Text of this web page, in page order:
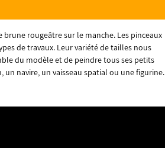
rougeâtre sur le manche. Les pinceaux
de travaux. Leur variété de tailles nous
du modèle et de peindre tous ses petits
un navire, un vaisseau spatial ou une figurine.